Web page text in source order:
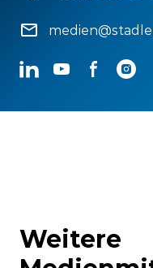
LinkedInYouTubeFacebook
Weitere